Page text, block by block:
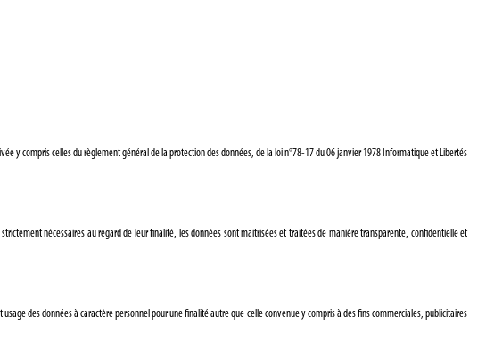
y compris celles du règlement général de la protection des données, de la loi n°78-17 du 06 janvier 1978 Informatique et Libertés
nécessaires au regard de leur finalité, les données sont maitrisées et traitées de manière transparente, confidentielle et
des données à caractère personnel pour une finalité autre que celle convenue y compris à des fins commerciales, publicitaires